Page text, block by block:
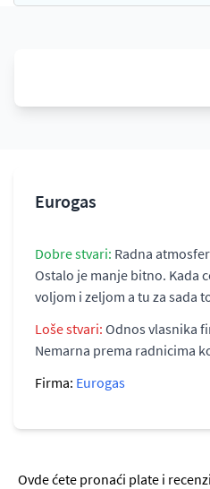
Eurogas
Dobre stvari: Radna
Ostalo je manje bitno. Kada
voljom i zeljom a tu za sada
Loše stvari: Odnos vlasnika
Nemarna prema radnicima
Firma: Eurogas
Ovde ćete pronaći plate i